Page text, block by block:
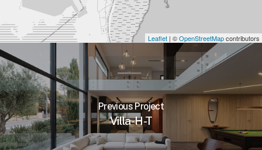
Leaflet | ©OpenStreetMapcontributors
Previous Project
Villa-H-T